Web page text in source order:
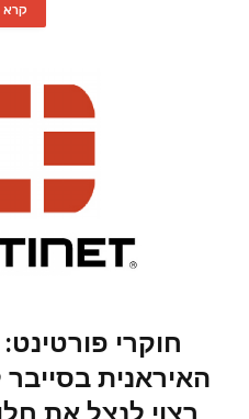
קרא
חוקרי
האיראנית